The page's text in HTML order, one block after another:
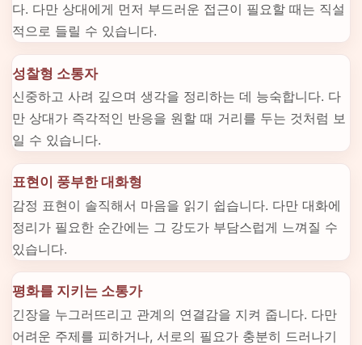
다. 다만 상대에게 먼저 부드러운 접근이 필요할 때는 직설
적으로 들릴 수 있습니다.
성찰형 소통자
신중하고 사려 깊으며 생각을 정리하는 데 능숙합니다. 다
만 상대가 즉각적인 반응을 원할 때 거리를 두는 것처럼 보
일 수 있습니다.
표현이 풍부한 대화형
감정 표현이 솔직해서 마음을 읽기 쉽습니다. 다만 대화에
정리가 필요한 순간에는 그 강도가 부담스럽게 느껴질 수
있습니다.
평화를 지키는 소통가
긴장을 누그러뜨리고 관계의 연결감을 지켜 줍니다. 다만
어려운 주제를 피하거나, 서로의 필요가 충분히 드러나기